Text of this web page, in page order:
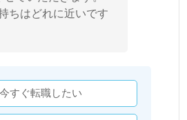
ちはどれに近いです
今すぐ転職したい